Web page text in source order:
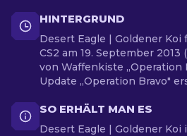
HINTERGRUND
Desert Eagle | Goldener
CS2 am 19. September 2013
von Waffenkiste „Operation
Update „Operation Bravo"
SO ERHÄLT MAN ES
Desert Eagle | Goldener